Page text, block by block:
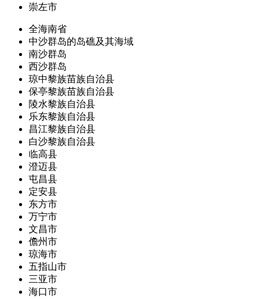
崇左市
全海南省
中沙群岛的岛礁及其海域
南沙群岛
西沙群岛
琼中黎族苗族自治县
保亭黎族苗族自治县
陵水黎族自治县
乐东黎族自治县
昌江黎族自治县
白沙黎族自治县
临高县
澄迈县
屯昌县
定安县
东方市
万宁市
文昌市
儋州市
琼海市
五指山市
三亚市
海口市